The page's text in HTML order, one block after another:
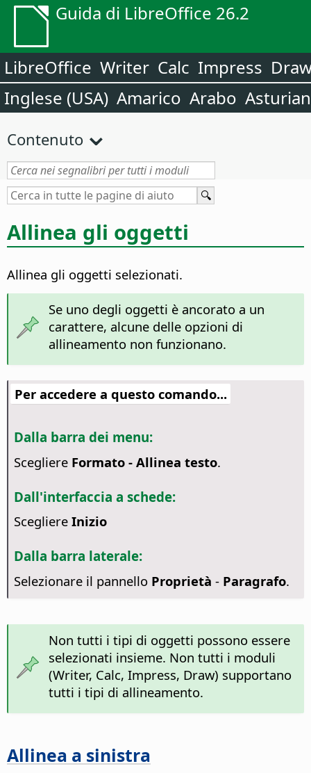
Guida di LibreOffice 26.2
LibreOffice Writer Calc Impress
Inglese (USA) Amarico Arabo
Contenuto
Allinea gli oggetti
Allinea gli oggetti selezionati.
Se uno degli oggetti è ancorato a un
carattere, alcune delle opzioni di
allineamento non funzionano.
Per accedere a questo comando...
Dalla barra dei menu:
Scegliere Formato - Allinea testo.
Dall'interfaccia a schede:
Scegliere Inizio
Dalla barra laterale:
Selezionare il pannello Proprietà - Paragrafo.
Non tutti i tipi di oggetti possono essere
selezionati insieme. Non tutti i moduli
(Writer, Calc, Impress, Draw) supportano
tutti i tipi di allineamento.
Allinea a sinistra